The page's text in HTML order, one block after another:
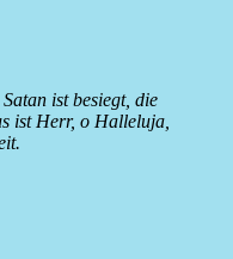
ist besiegt, die
ist Herr, o Halleluja,